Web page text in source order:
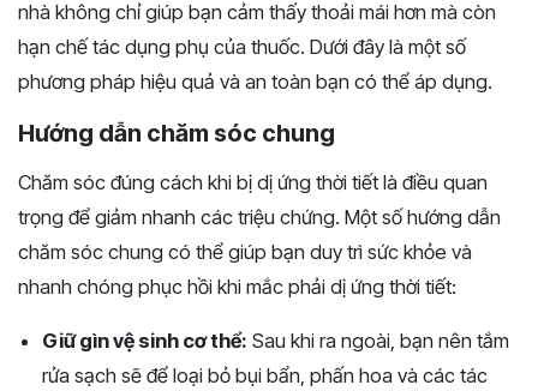
nhà không chỉ giúp bạn cảm thấy thoải mái hơn mà còn
hạn chế tác dụng phụ của thuốc. Dưới đây là một số
phương pháp hiệu quả và an toàn bạn có thể áp dụng.
Hướng dẫn chăm sóc chung
Chăm sóc đúng cách khi bị dị ứng thời tiết là điều quan
trọng để giảm nhanh các triệu chứng. Một số hướng dẫn
chăm sóc chung có thể giúp bạn duy trì sức khỏe và
nhanh chóng phục hồi khi mắc phải dị ứng thời tiết:
Giữ gìn vệ sinh cơ thể: Sau khi ra ngoài, bạn nên tắm
rửa sạch sẽ để loại bỏ bụi bẩn, phấn hoa và các tác